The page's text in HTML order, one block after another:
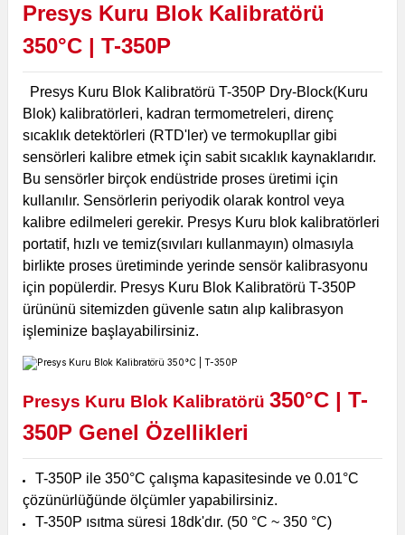
Presys Kuru Blok Kalibratörü
350°C | T-350P
Presys Kuru Blok Kalibratörü T-350P Dry-Block(Kuru
Blok) kalibratörleri, kadran termometreleri, direnç
sıcaklık detektörleri (RTD'ler) ve termokupllar gibi
sensörleri kalibre etmek için sabit sıcaklık kaynaklarıdır.
Bu sensörler birçok endüstride proses üretimi için
kullanılır. Sensörlerin periyodik olarak kontrol veya
kalibre edilmeleri gerekir. Presys Kuru blok kalibratörleri
portatif, hızlı ve temiz(sıvıları kullanmayın) olmasıyla
birlikte proses üretiminde yerinde sensör kalibrasyonu
için popülerdir. Presys Kuru Blok Kalibratörü T-350P
ürününü sitemizden güvenle satın alıp kalibrasyon
işleminize başlayabilirsiniz.
Presys Kuru Blok Kalibratörü 350°C | T-
350P Genel Özellikleri
T-350P ile 350°C çalışma kapasitesinde ve 0.01°C
çözünürlüğünde ölçümler yapabilirsiniz.
T-350P ısıtma süresi 18dk'dır. (50 °C ~ 350 °C)